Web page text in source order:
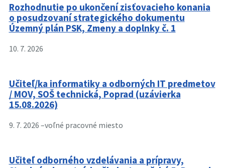
Rozhodnutie po ukončení zisťovacieho konania
o posudzovaní strategického dokumentu
Územný plán PSK, Zmeny a doplnky č. 1
10. 7. 2026
Učiteľ/ka informatiky a odborných IT predmetov
/ MOV, SOŠ technická, Poprad (uzávierka
15.08.2026)
9. 7. 2026 –voľné pracovné miesto
Učiteľ odborného vzdelávania a prípravy,